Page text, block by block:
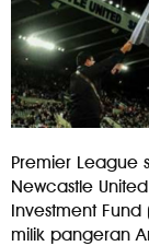
Premier League
Newcastle
Investment Fund
milik pangeran